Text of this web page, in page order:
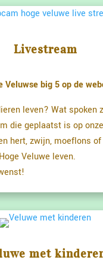
Livestream
Veluwse big 5 op de
leven? Wat spoken
die geplaatst is op
hert, zwijn, moeflons
Veluwe leven.
met